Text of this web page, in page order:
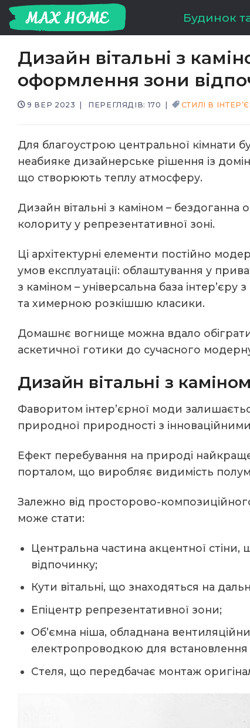
Skip
to
Будинок
Дизайн вітальні з
оформлення зони
9 ВЕР 2023 ПЕРЕГЛЯДІВ: 170 СТИЛІ В
Для благоустрою центральної кімнати
неабияке дизайнерське рішення із
що створюють теплу атмосферу.
Дизайн вітальні з каміном –
колориту у репрезентативної зоні.
Ці архітектурні елементи постійно
умов експлуатації: облаштування у
з каміном – універсальна база
та химерною розкішшю класики.
Домашнє вогнище можна вдало обіграти
аскетичної готики до сучасного
Дизайн вітальні з
Фаворитом інтер’єрної моди
природної природності з
Ефект перебування на природі
порталом, що виробляє видимість
Залежно від просторово-
може стати:
Центральна частина акцентної
відпочинку;
Кути вітальні, що знаходяться на
Епіцентр репрезентативної зони;
Об’ємна ніша, обладнана
електропроводкою для встановлення
Стеля, що передбачає монтаж